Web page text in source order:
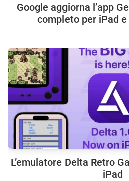
Google aggiorna l’app
completo per iPad
L’emulatore Delta Retro
iPad